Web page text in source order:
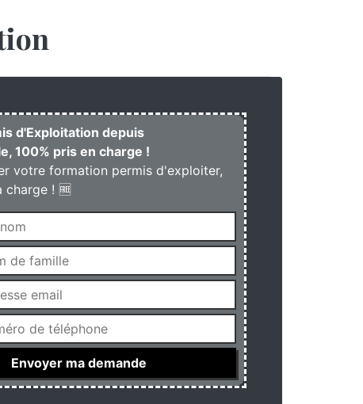
d'Exploitation depuis
100% pris en charge !
votre formation permis d'exploiter,
charge ! 🆓